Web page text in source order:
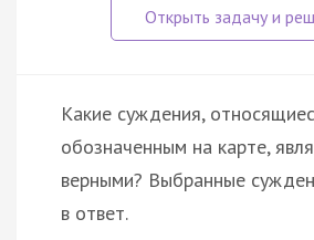
Какие суждения,
обозначенным на карте,
верными? Выбранные
в ответ.